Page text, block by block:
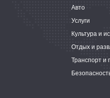
Авто
Услуги
Культура и
Отдых и
Транспорт и